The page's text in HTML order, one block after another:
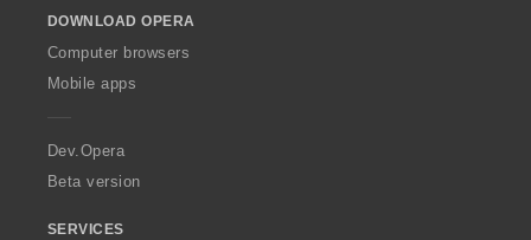
w
O
p
a
DOWNLOAD OPERA
Computer browsers
Mobile apps
Dev.Opera
Beta version
SERVICES